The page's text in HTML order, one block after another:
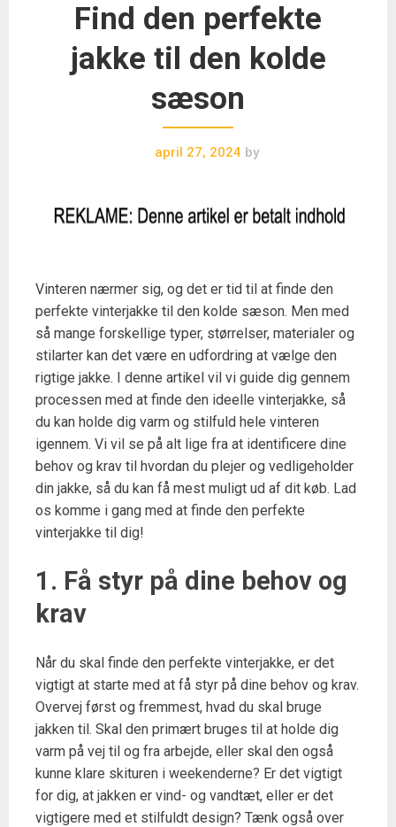
Find den perfekte
jakke til den kolde
sæson
april 27, 2024 by
Vinteren nærmer sig, og det er tid til at finde den
perfekte vinterjakke til den kolde sæson. Men med
så mange forskellige typer, størrelser, materialer og
stilarter kan det være en udfordring at vælge den
rigtige jakke. I denne artikel vil vi guide dig gennem
processen med at finde den ideelle vinterjakke, så
du kan holde dig varm og stilfuld hele vinteren
igennem. Vi vil se på alt lige fra at identificere dine
behov og krav til hvordan du plejer og vedligeholder
din jakke, så du kan få mest muligt ud af dit køb. Lad
os komme i gang med at finde den perfekte
vinterjakke til dig!
1. Få styr på dine behov og
krav
Når du skal finde den perfekte vinterjakke, er det
vigtigt at starte med at få styr på dine behov og krav.
Overvej først og fremmest, hvad du skal bruge
jakken til. Skal den primært bruges til at holde dig
varm på vej til og fra arbejde, eller skal den også
kunne klare skituren i weekenderne? Er det vigtigt
for dig, at jakken er vind- og vandtæt, eller er det
vigtigere med et stilfuldt design? Tænk også over